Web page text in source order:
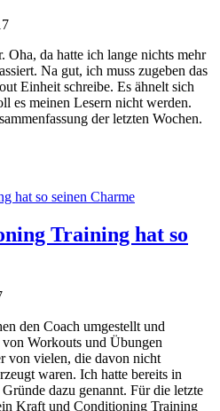
da hatte ich lange nichts mehr
Na gut, ich muss zugeben das
Einheit schreibe. Es ähnelt sich
es meinen Lesern nicht werden.
der letzten Wochen.
hat so seinen Charme
Training hat so
den Coach umgestellt und
von Workouts und Übungen
von vielen, die davon nicht
waren. Ich hatte bereits in
dazu genannt. Für die letzte
Kraft und Conditioning Training